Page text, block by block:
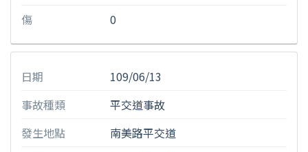
傷
0
日期
109/06/13
事故種類
平交道事故
發生地點
南美路平交道